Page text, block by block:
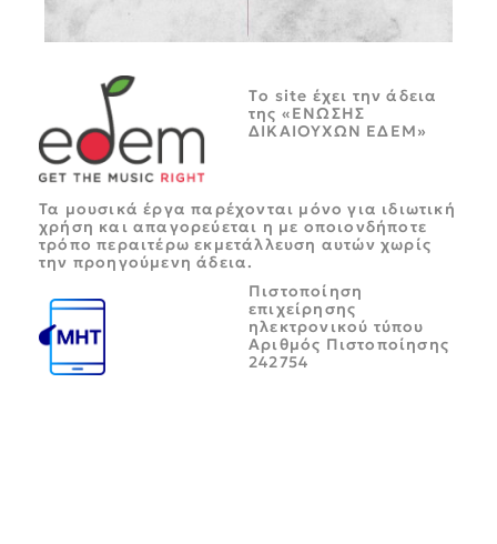
Tο site έχει την άδεια
της «ΕΝΩΣΗΣ
ΔΙΚΑΙΟΥΧΩΝ ΕΔΕΜ»
Τα μουσικά έργα παρέχονται μόνο για ιδιωτική
χρήση και απαγορεύεται η με οποιονδήποτε
τρόπο περαιτέρω εκμετάλλευση αυτών χωρίς
την προηγούμενη άδεια.
Πιστοποίηση
επιχείρησης
ηλεκτρονικού τύπου
Αριθμός Πιστοποίησης
242754